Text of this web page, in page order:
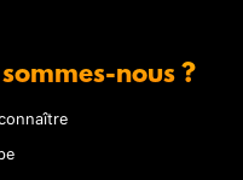
nous ?